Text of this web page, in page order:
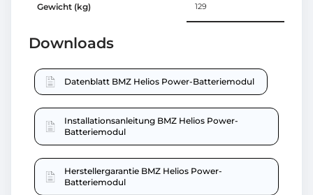
Gewicht (kg) 129
Downloads
Datenblatt BMZ Helios Power-Batteriemodul
Installationsanleitung BMZ Helios Power-
Batteriemodul
Herstellergarantie BMZ Helios Power-
Batteriemodul